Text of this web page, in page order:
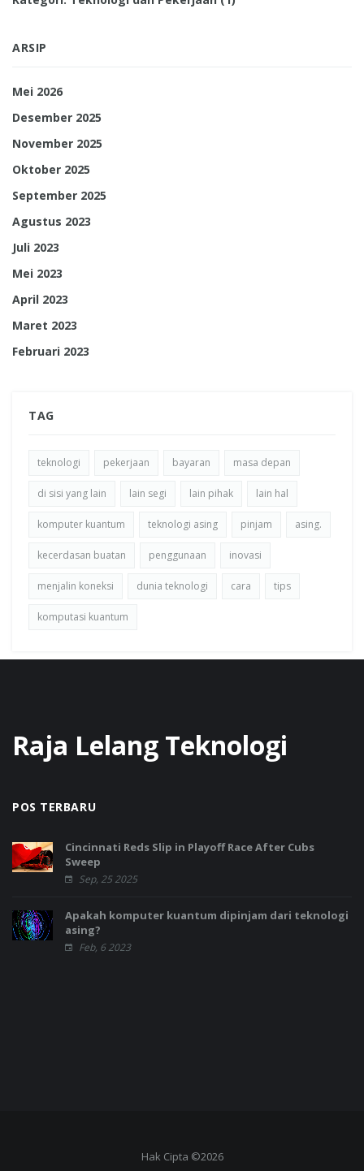
ARSIP
Mei 2026
Desember 2025
November 2025
Oktober 2025
September 2025
Agustus 2023
Juli 2023
Mei 2023
April 2023
Maret 2023
Februari 2023
TAG
teknologi pekerjaan bayaran masa depan
di sisi yang lain lain segi lain pihak lain hal
komputer kuantum teknologi asing pinjam asing.
kecerdasan buatan penggunaan inovasi
menjalin koneksi dunia teknologi cara tips
komputasi kuantum
Raja Lelang Teknologi
POS TERBARU
Cincinnati Reds Slip in Playoff Race After Cubs
Sweep
Sep, 25 2025
Apakah komputer kuantum dipinjam dari teknologi
asing?
Feb, 6 2023
Hak Cipta ©2026